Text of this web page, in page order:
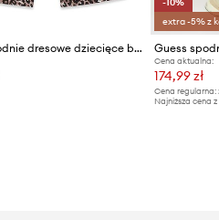
Guess spodnie dresowe dziecięce bawełniane
extra -5% z
Guess
Cena aktualna:
174,99 zł
Cena regularna:
Najniższa cena